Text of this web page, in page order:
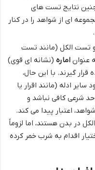
نتایج تست های
ای از شواهد را در کنار
تست الکل (مانند تست
عنوان اماره (نشانه ای قوی)
گیرند. با این حال،
ادله (مانند اقرار یا
شرعی کافی نباشد و
اعتبار پیدا می کند.
در بدن هستند، اما لزوماً
اقدام به شرب خمر کرده